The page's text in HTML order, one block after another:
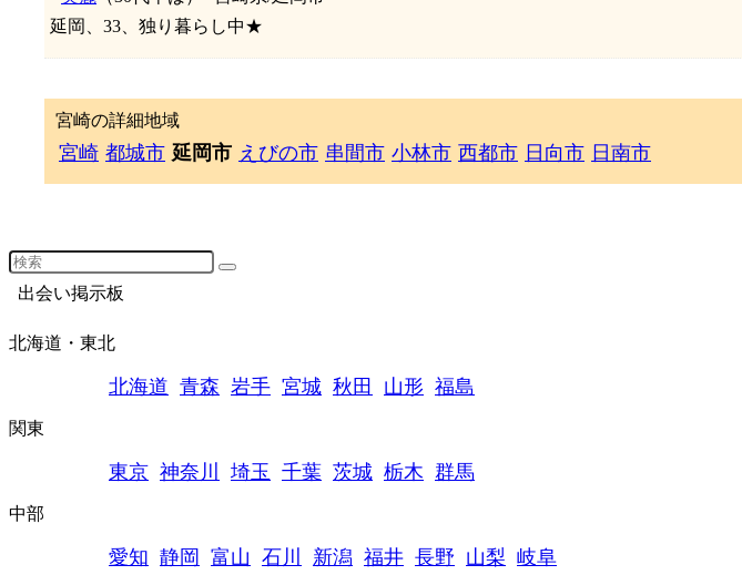
延岡、33、独り暮らし中★
宮崎の詳細地域
宮崎 都城市 延岡市 えびの市 串間市 小林市 西都市 日向市 日南市
出会い掲示板
北海道・東北
北海道 青森 岩手 宮城 秋田 山形 福島
関東
東京 神奈川 埼玉 千葉 茨城 栃木 群馬
中部
愛知 静岡 富山 石川 新潟 福井 長野 山梨 岐阜